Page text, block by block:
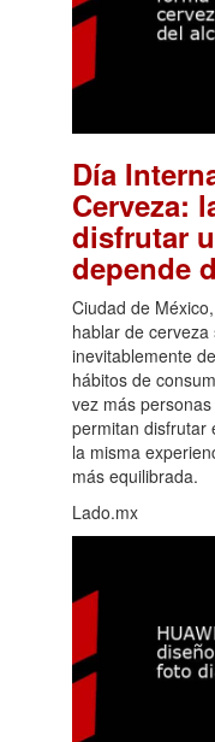
Día
Cerveza:
disfrutar
depende
Ciudad de
hablar de
inevitablemente
hábitos de
vez más
permitan disfrutar
la misma
más equilibrada.
Lado.mx